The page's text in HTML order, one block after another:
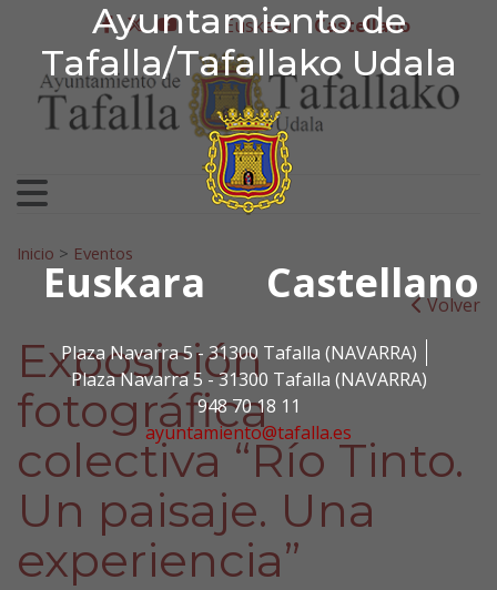
Ayuntamiento de
Tafalla/Tafallako Udala
Euskara Castellano
Plaza Navarra 5 - 31300 Tafalla (NAVARRA)
Plaza Navarra 5 - 31300 Tafalla (NAVARRA)
948 70 18 11
ayuntamiento@tafalla.es
Ir al contenido
Ayuntamiento de
facebook
twitter
youtube
Euskera Castellano
Search for:
Inicio > Eventos
Volver
Exposición
fotográfica
colectiva “Río Tinto.
Un paisaje. Una
experiencia”